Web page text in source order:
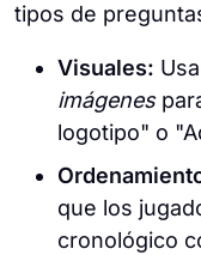
tipos de
Visuales:
imágenes
logotipo" o
que los
cronológico